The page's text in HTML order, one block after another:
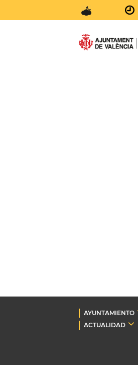
AEMET.GRADOS
AYUNTAMIENTO
ACTUALIDAD